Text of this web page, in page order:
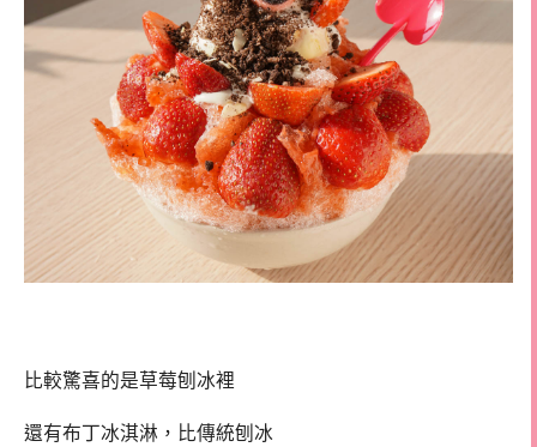
比較驚喜的是草莓刨冰裡
還有布丁冰淇淋，比傳統刨冰